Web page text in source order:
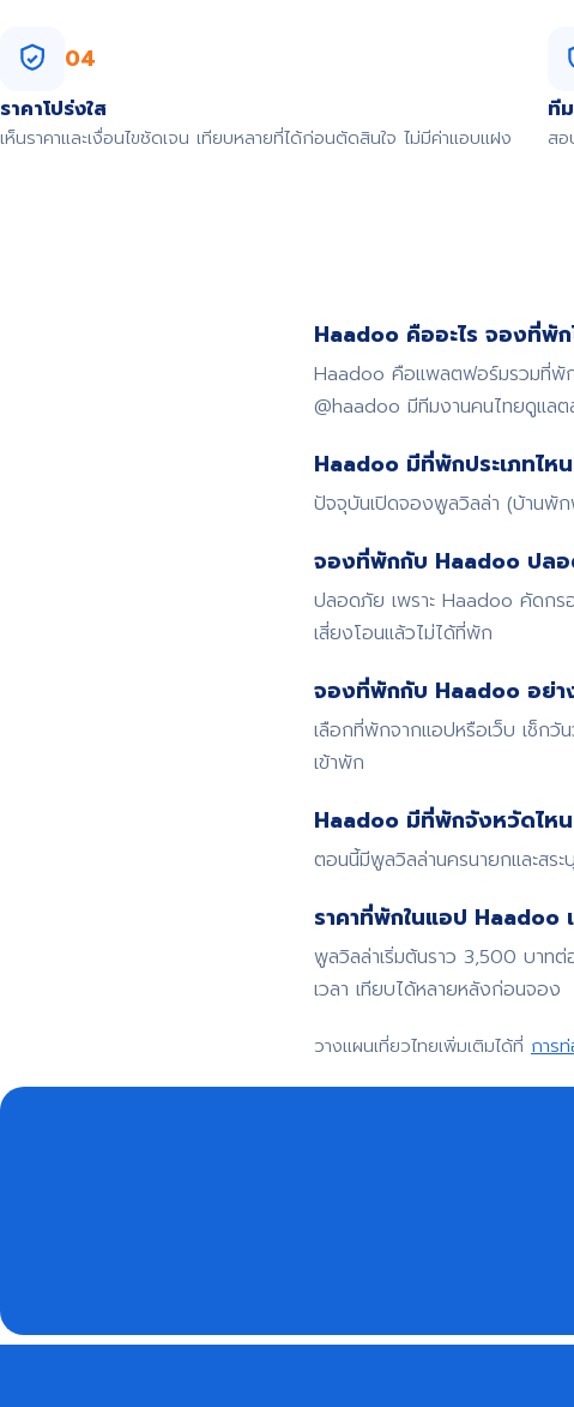
04
ราคาโปร่งใส
เห็นราคาและเงื่อนไขชัดเจน เทียบหลายที่ได้ก่อนตัดสินใจ ไม่มีค่าแอบแฝง
ที
สอ
Haadoo คืออะไร จองที่พั
Haadoo คือแพลตฟอร์มรวมที่พั
@haadoo มีทีมงานคนไทยดูแล
Haadoo มีที่พักประเภทไห
ปัจจุบันเปิดจองพูลวิลล่า (บ้านพัก
จองที่พักกับ Haadoo ปลอ
ปลอดภัย เพราะ Haadoo คัดกร
เสี่ยงโอนแล้วไม่ได้ที่พัก
จองที่พักกับ Haadoo อย่า
เลือกที่พักจากแอปหรือเว็บ เช็ก
เข้าพัก
Haadoo มีที่พักจังหวัดไห
ตอนนี้มีพูลวิลล่านครนายกและสร
ราคาที่พักในแอป Haadoo
พูลวิลล่าเริ่มต้นราว 3,500 บาท
เวลา เทียบได้หลายหลังก่อนจอง
วางแผนเที่ยวไทยเพิ่มเติมได้ที่ การ